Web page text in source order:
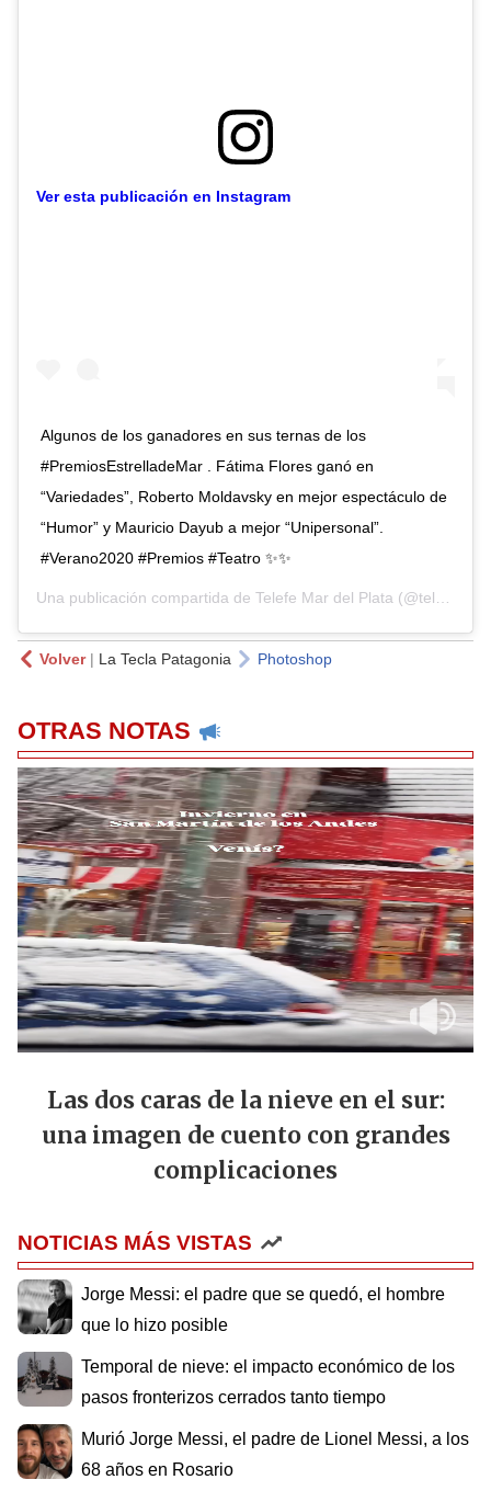
Ver esta publicación en Instagram
Algunos de los ganadores en sus ternas de los
#PremiosEstrelladeMar . Fátima Flores ganó en
“Variedades”, Roberto Moldavsky en mejor espectáculo de
“Humor” y Mauricio Dayub a mejor “Unipersonal”.
#Verano2020 #Premios #Teatro ✨✨
Una publicación compartida de Telefe Mar del Plata (@telefemardelplata) el
Volver| La Tecla Patagonia Photoshop
OTRAS NOTAS
Las dos caras de la nieve en el sur:
una imagen de cuento con grandes
complicaciones
NOTICIAS MÁS VISTAS
Jorge Messi: el padre que se quedó, el hombre
que lo hizo posible
Temporal de nieve: el impacto económico de los
pasos fronterizos cerrados tanto tiempo
Murió Jorge Messi, el padre de Lionel Messi, a los
68 años en Rosario